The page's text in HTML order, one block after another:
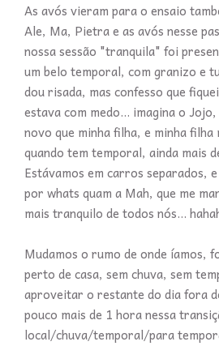
As avós vieram para o ensaio
Ale, Ma, Pietra e as avós nesse
nossa sessão "tranquila" foi
um belo temporal, com granizo e
dou risada, mas confesso que
estava com medo... imagina o
novo que minha filha, e minha filha
quando tem temporal, ainda mais
Estávamos em carros separados,
por whats quam a Mah, que me
mais tranquilo de todos nós...
Mudamos o rumo de onde íamos,
perto de casa, sem chuva, sem
aproveitar o restante do dia fora
pouco mais de 1 hora nessa
local/chuva/temporal/para